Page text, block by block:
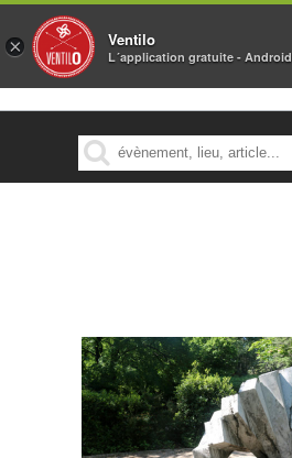
MENU
× Ventilo
L´application gratuite - Android